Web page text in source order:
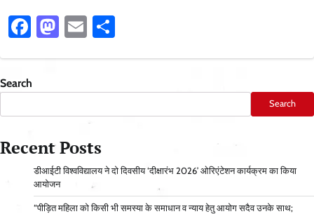
Facebook
Mastodon
Email
Search
Search
Recent Posts
डीआईटी विश्वविद्यालय ने दो दिवसीय ‘दीक्षारंभ 2026’ ओरिएंटेशन कार्यक्रम का किया
आयोजन
“पीड़ित महिला को किसी भी समस्या के समाधान व न्याय हेतु आयोग सदैव उनके साथ;